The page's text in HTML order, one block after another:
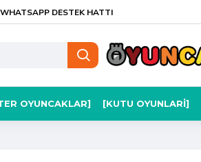
DESTEK HATTI
OYUNCAKLAR] [KUTU OYUNLARI]